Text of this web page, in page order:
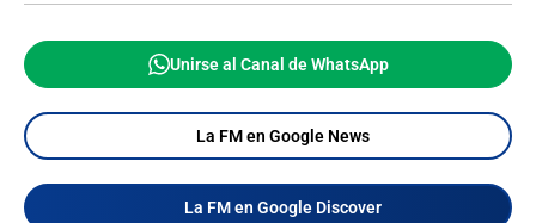
Unirse al Canal de WhatsApp
La FM en Google News
La FM en Google Discover